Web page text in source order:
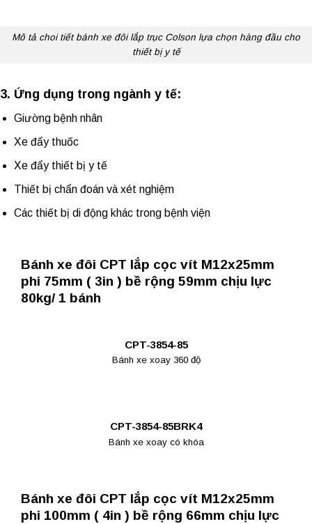
Mô tả choi tiết bánh xe đôi lắp trục Colson lựa chọn hàng đầu cho
thiết bị y tế
3. Ứng dụng trong ngành y tế:
Giường bệnh nhân
Xe đẩy thuốc
Xe đẩy thiết bị y tế
Thiết bị chẩn đoán và xét nghiệm
Các thiết bị di động khác trong bệnh viện
Bánh xe đôi CPT lắp cọc vít M12x25mm
phi 75mm ( 3in ) bề rộng 59mm chịu lực
80kg/ 1 bánh
CPT-3854-85
Bánh xe xoay 360 độ
CPT-3854-85BRK4
Bánh xe xoay có khóa
Bánh xe đôi CPT lắp cọc vít M12x25mm
phi 100mm ( 4in ) bề rộng 66mm chịu lực